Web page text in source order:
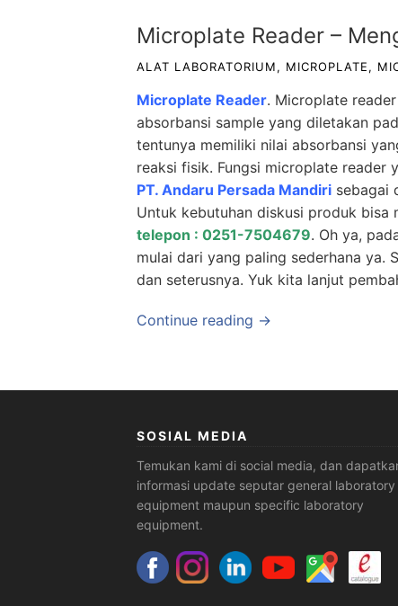
Microplate Reader –
ALAT LABORATORIUM, MICROPLATE,
Microplate Reader. Microplate
absorbansi sample yang diletakan
tentunya memiliki nilai absorbansi
reaksi fisik. Fungsi microplate reader
PT. Andaru Persada Mandiri sebagai
Untuk kebutuhan diskusi produk bisa
telepon : 0251-7504679. Oh ya,
mulai dari yang paling sederhana ya.
dan seterusnya. Yuk kita lanjut
Continue reading →
SOSIAL MEDIA
Temukan kami di social media, dan
informasi update seputar general laboratory
equipment maupun specific laboratory
equipment.